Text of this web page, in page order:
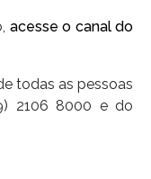
acesse o canal do
todas as pessoas
2106 8000 e do